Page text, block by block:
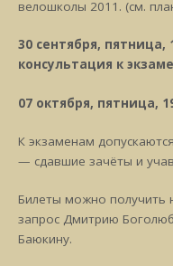
велошколы 2011. (см.
30 сентября,
консультация к
07 октября, пятница,
К экзаменам
— сдавшие зачёты и
Билеты можно получить
запрос Дмитрию
Баюкину.